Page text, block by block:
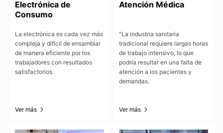
Electrónica de
Consumo
La electrónica es cada vez más
compleja y difícil de ensamblar
de manera eficiente por los
trabajadores con resultados
satisfactorios.
Ver más
Atención Médica
"La industria sanitaria
tradicional requiere largas horas
de trabajo intensivo, lo que
podría resultar en una falta de
atención a los pacientes y
demandas.
Ver más